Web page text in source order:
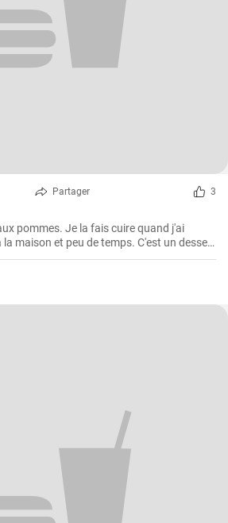
Partager 3
pommes. Je la fais cuire quand j'ai
maison et peu de temps. C'est un dessert